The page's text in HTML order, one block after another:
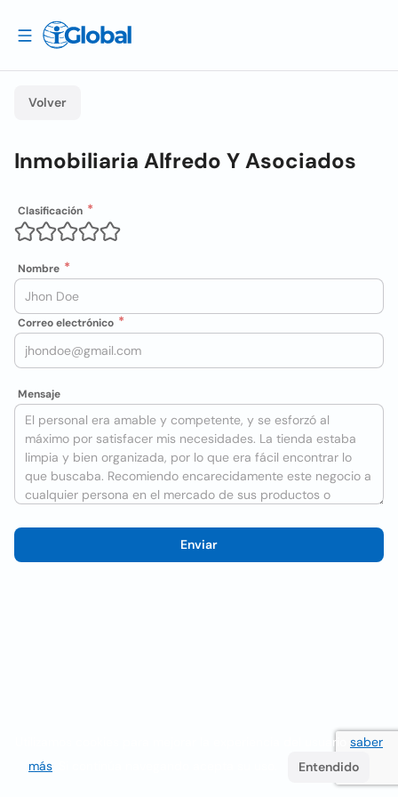
Volver
Inmobiliaria Alfredo Y Asociados
Clasificación
Nombre
Correo electrónico
Mensaje
Enviar
Utilizamos cookies para mejorar la experiencia del usuario saber
más
Entendido